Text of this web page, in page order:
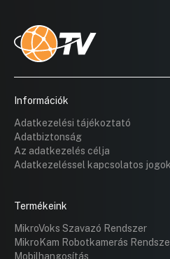
Információk
Adatkezelési tájékoztató
Adatbiztonság
Az adatkezelés célja
Adatkezeléssel kapcsolatos jogok
Termékeink
MikroVoks Szavazó Rendszer
MikroKam Robotkamerás
Mobilhangosítás